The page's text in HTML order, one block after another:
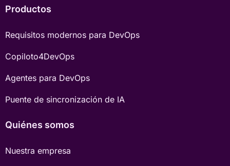
Productos
Requisitos modernos para DevOps
Copiloto4DevOps
Agentes para DevOps
Puente de sincronización de IA
Quiénes somos
Nuestra empresa